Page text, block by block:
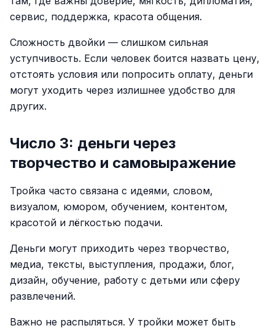
сервис, поддержка, красота общения.
Сложность двойки — слишком сильная
уступчивость. Если человек боится назвать цену,
отстоять условия или попросить оплату, деньги
могут уходить через излишнее удобство для
других.
Число 3: деньги через
творчество и самовыражение
Тройка часто связана с идеями, словом,
визуалом, юмором, обучением, контентом,
красотой и лёгкостью подачи.
Деньги могут приходить через творчество,
медиа, тексты, выступления, продажи, блог,
дизайн, обучение, работу с детьми или сферу
развлечений.
Важно не распыляться. У тройки может быть